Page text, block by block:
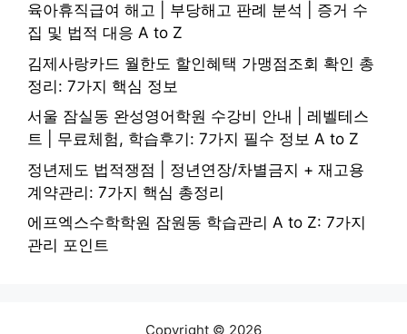
육아휴직급여 해고 | 부당해고 판례 분석 | 증거 수
집 및 법적 대응 A to Z
김제사랑카드 월한도 할인혜택 가맹점조회 확인 총
정리: 7가지 핵심 정보
서울 잠실동 완성영어학원 수강비 안내 | 레벨테스
트 | 무료체험, 학습후기: 7가지 필수 정보 A to Z
정년제도 법적쟁점 | 정년연장/차별금지 + 재고용
계약관리: 7가지 핵심 총정리
에프엑스수학학원 잠원동 학습관리 A to Z: 7가지
관리 포인트
Copyright © 2026